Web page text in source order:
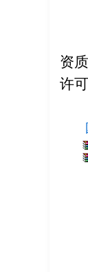
资
许